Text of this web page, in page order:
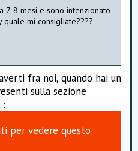
7-8 mesi e sono intenzionato
mi consigliate????
fra noi, quando hai un
sulla sezione
:
per vedere questo